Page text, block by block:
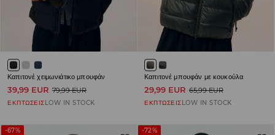
Καπιτονέ χειμωνιάτικο μπουφάν
39,99 EUR 79,99 EUR
ΕΚΠΤΩΣΕΙΣLOW IN STOCK
Καπιτονέ μπουφάν με κουκούλα
29,99 EUR 65,99 EUR
ΕΚΠΤΩΣΕΙΣLOW IN STOCK
-67% -72%